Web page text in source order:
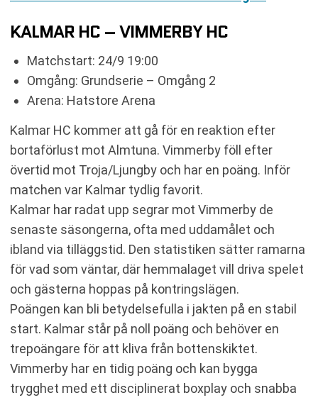
KALMAR HC – VIMMERBY HC
Matchstart: 24/9 19:00
Omgång: Grundserie – Omgång 2
Arena: Hatstore Arena
Kalmar HC kommer att gå för en reaktion efter
bortaförlust mot Almtuna. Vimmerby föll efter
övertid mot Troja/Ljungby och har en poäng. Inför
matchen var Kalmar tydlig favorit.
Kalmar har radat upp segrar mot Vimmerby de
senaste säsongerna, ofta med uddamålet och
ibland via tilläggstid. Den statistiken sätter ramarna
för vad som väntar, där hemmalaget vill driva spelet
och gästerna hoppas på kontringslägen.
Poängen kan bli betydelsefulla i jakten på en stabil
start. Kalmar står på noll poäng och behöver en
trepoängare för att kliva från bottenskiktet.
Vimmerby har en tidig poäng och kan bygga
trygghet med ett disciplinerat boxplay och snabba